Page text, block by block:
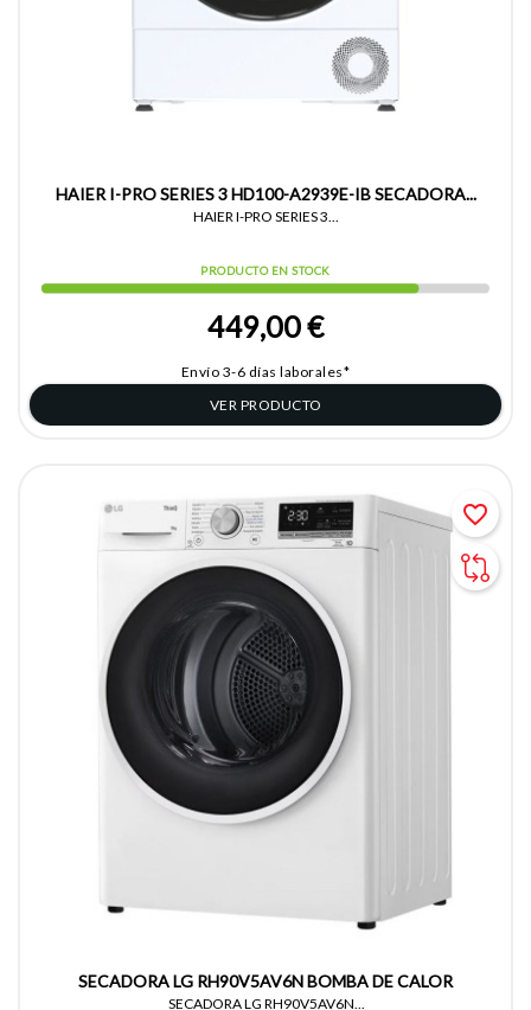
HAIER I-PRO SERIES 3 HD100-A2939E-IB SECADORA...
HAIER I-PRO SERIES 3...
PRODUCTO EN STOCK
449,00 €
Envío 3-6 días laborales*
VER PRODUCTO
SECADORA LG RH90V5AV6N BOMBA DE CALOR
SECADORA LG RH90V5AV6N...
favorite_border